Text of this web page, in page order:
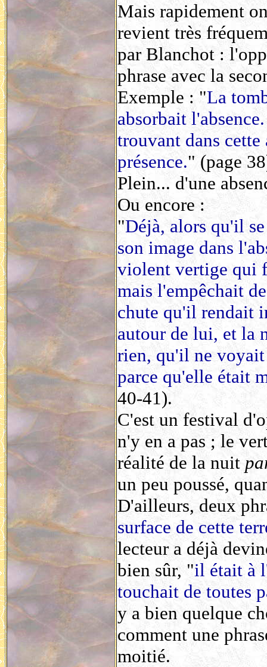
Mais rapidement
revient très
par Blanchot :
phrase avec la
Exemple : "La
absorbait
trouvant dans cette
présence." (page
Plein... d'une
Ou encore :
"Déjà, alors qu'il
son image dans
violent vertige qui
mais l'empêchait
chute qu'il rendait
autour de lui, et la
rien, qu'il ne
parce qu'elle était
40-41).
C'est un festival
n'y en a pas ; le
réalité de la nuit
un peu poussé,
D'ailleurs, deux
surface de cette
lecteur a déjà
bien sûr, "il était à
touchait de toutes
y a bien quelque
comment une
moitié.